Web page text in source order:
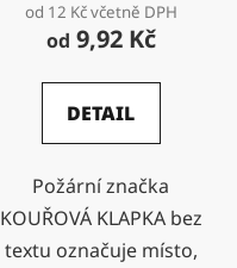
od 12 Kč včetně DPH
od 9,92 Kč
DETAIL
Požární značka
KOUŘOVÁ KLAPKA bez
textu označuje místo,